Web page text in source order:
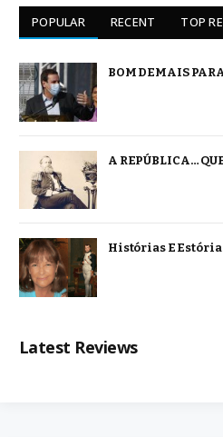
POPULAR RECENT TOP
BOM DEMAIS
A REPÚBLICA…
Histórias E
Latest Reviews